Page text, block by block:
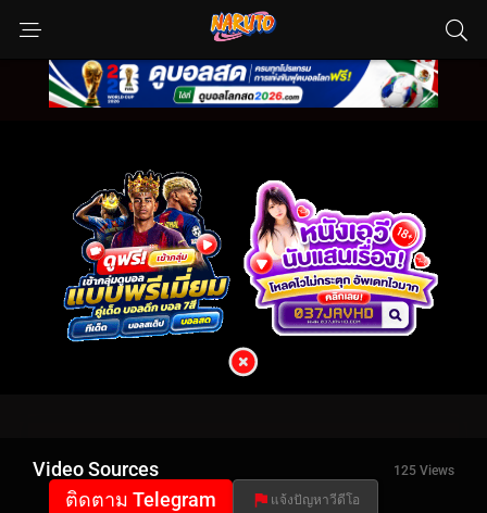
Video Sources 125 Views
ติดตาม Telegram แจ้งปัญหาวีดีโอ